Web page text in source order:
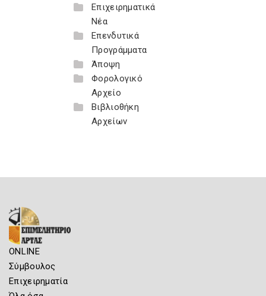
Επιχειρηματικά
Νέα
Επενδυτικά
Προγράμματα
Άποψη
Φορολογικό
Αρχείο
Βιβλιοθήκη
Αρχείων
ONLINE
Σύμβουλος
Επιχειρηματία